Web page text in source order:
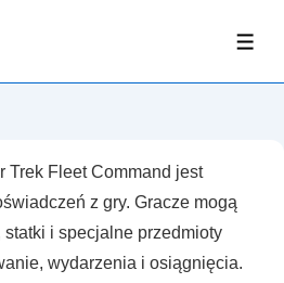
Trek Fleet Command jest
z gry. Gracze mogą
i specjalne przedmioty
wydarzenia i osiągnięcia.